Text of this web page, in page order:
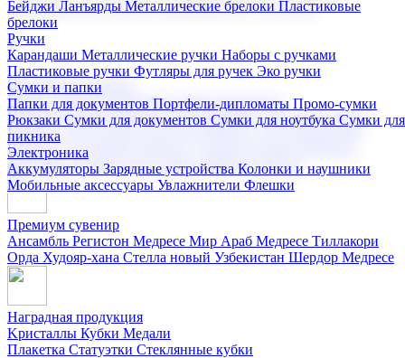
Бейджи Ланъярды Металлические брелоки Пластиковые
брелоки
Ручки
Карандаши Металлические ручки Наборы с ручками
Пластиковые ручки Футляры для ручек Эко ручки
Сумки и папки
Папки для документов Портфели-дипломаты Промо-сумки
Рюкзаки Сумки для документов Сумки для ноутбука Сумки для
пикника
Электроника
Аккумуляторы Зарядные устройства Колонки и наушники
Мобильные аксессуары Увлажнители Флешки
продукцию для бизнеса, мероприятия и клиентов.
Подарочные наборы
Бизнес наборыКофейные наборы Кошельки
Наборы из кожиНаборы ручекНаборы с аккумуляторами
Наборы с бутылками для воды
Наборы с ежедневниками
Наборы с кружками
флешкамиНовогодние наборыЧайные наборы
Премиум сувенир
Ансамбль Регистон Медресе Мир Араб Медресе Тиллакори
Орда Худояр-хана Стелла новый Узбекистан Шердор Медресе
Наградная продукция
Kристаллы Кубки Медали
Плакетка Статуэтки Стеклянные кубки